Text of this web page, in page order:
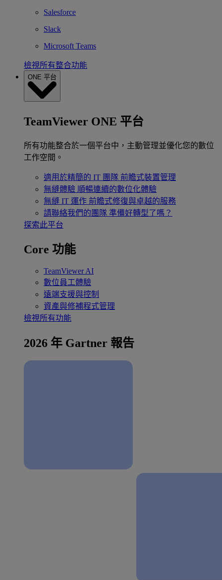
Salesforce
Slack
Microsoft Teams
檢視所有整合功能
ONE 平台
TeamViewer ONE 平台
所有功能整合於一個平台中，主動管理並優化您的數位
工作空間。
適用於精簡的 IT 團隊 前瞻式裝置管理
無縫體驗 順暢連續的數位化體驗
無縫 IT 運作 前瞻式修復與卓越的服務
請聯絡我們的團隊 準備好轉型了嗎？
探索此平台
Core 功能
TeamViewer AI
數位員工體驗
遠端支援與控制
資產與修補程式管理
檢視所有功能
2026 年 Gartner 報告